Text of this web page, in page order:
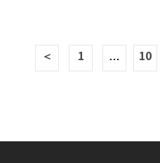
＜ 1 … 10